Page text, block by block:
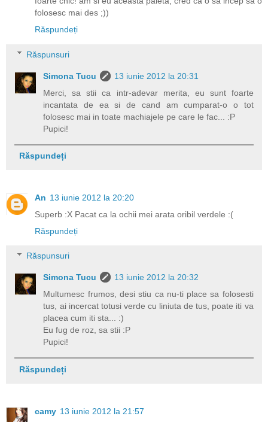
folosesc mai des ;))
Răspundeți
Răspunsuri
Simona Tucu
13 iunie 2012 la 20:31
Merci, sa stii ca intr-adevar merita, eu sunt foarte
incantata de ea si de cand am cumparat-o o tot
folosesc mai in toate machiajele pe care le fac... :P
Pupici!
Răspundeți
An 13 iunie 2012 la 20:20
Superb :X Pacat ca la ochii mei arata oribil verdele :(
Răspundeți
Răspunsuri
Simona Tucu
13 iunie 2012 la 20:32
Multumesc frumos, desi stiu ca nu-ti place sa folosesti
tus, ai incercat totusi verde cu liniuta de tus, poate iti va
placea cum iti sta... :)
Eu fug de roz, sa stii :P
Pupici!
Răspundeți
camy 13 iunie 2012 la 21:57